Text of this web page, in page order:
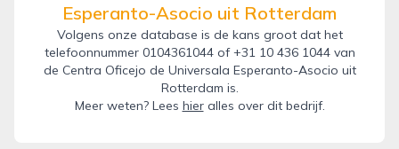
Esperanto-Asocio uit Rotterdam
Volgens onze database is de kans groot dat het
telefoonnummer 0104361044 of +31 10 436 1044 van
de Centra Oficejo de Universala Esperanto-Asocio uit
Rotterdam is.
Meer weten? Lees hieralles over dit bedrijf.